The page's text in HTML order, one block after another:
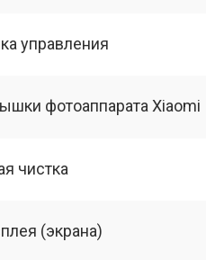
управления
фотоаппарата Xiaomi
чистка
(экрана)